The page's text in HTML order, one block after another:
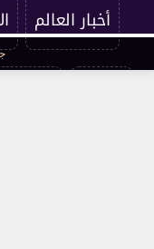
أخبار العالم